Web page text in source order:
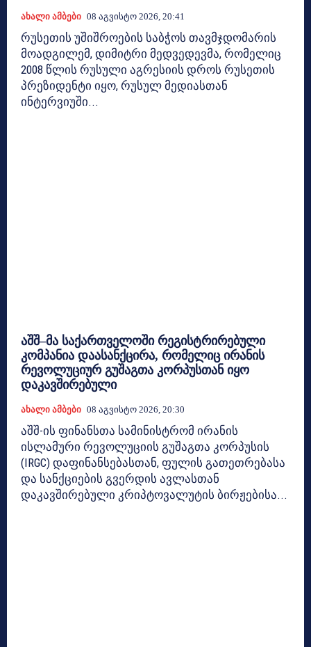
Ახალი Ამბები 08 Აგვისტო 2026, 20:41
რუსეთის უშიშროების საბჭოს თავმჯდომარის
მოადგილემ, დიმიტრი მედვედევმა, რომელიც
2008 წლის რუსული აგრესიის დროს რუსეთის
პრეზიდენტი იყო, რუსულ მედიასთან
ინტერვიუში...
აშშ–მა საქართველოში რეგისტრირებული
კომპანია დაასანქცირა, რომელიც ირანის
რევოლუციურ გუშაგთა კორპუსთან იყო
დაკავშირებული
Ახალი Ამბები 08 Აგვისტო 2026, 20:30
აშშ-ის ფინანსთა სამინისტრომ ირანის
ისლამური რევოლუციის გუშაგთა კორპუსის
(IRGC) დაფინანსებასთან, ფულის გათეთრებასა
და სანქციების გვერდის ავლასთან
დაკავშირებული კრიპტოვალუტის ბირჟებისა...